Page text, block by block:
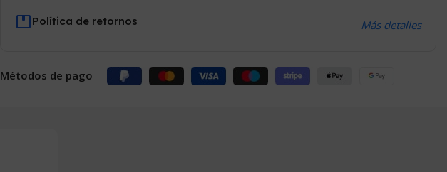
Política de retornos Más detalles
Métodos de pago